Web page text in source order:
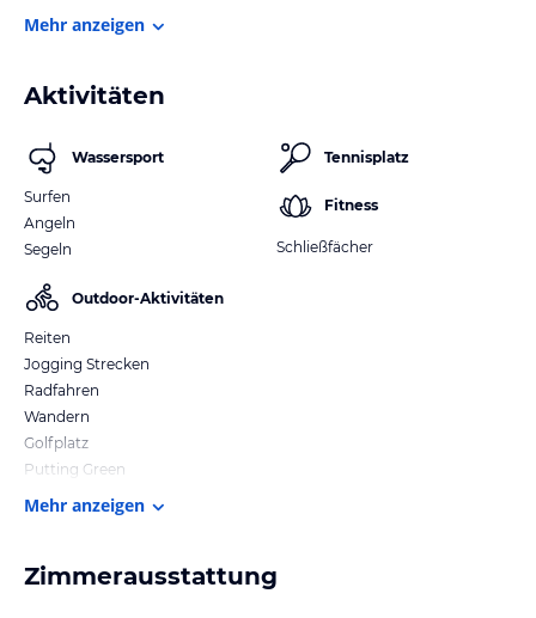
Mehr anzeigen
Aktivitäten
Wassersport
Surfen
Angeln
Segeln
Outdoor-Aktivitäten
Reiten
Jogging Strecken
Radfahren
Wandern
Golfplatz
Putting Green
Tennisplatz
Fitness
Schließfächer
Mehr anzeigen
Zimmerausstattung